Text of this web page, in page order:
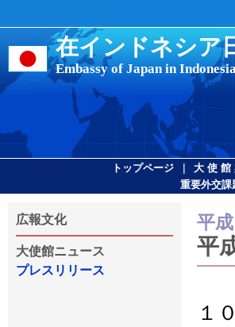
在インドネシア
Embassy of Japan in
トップページ | 大 使 館
重要外交課
広報文化
大使館ニュース
プレスリリース
平
平
１